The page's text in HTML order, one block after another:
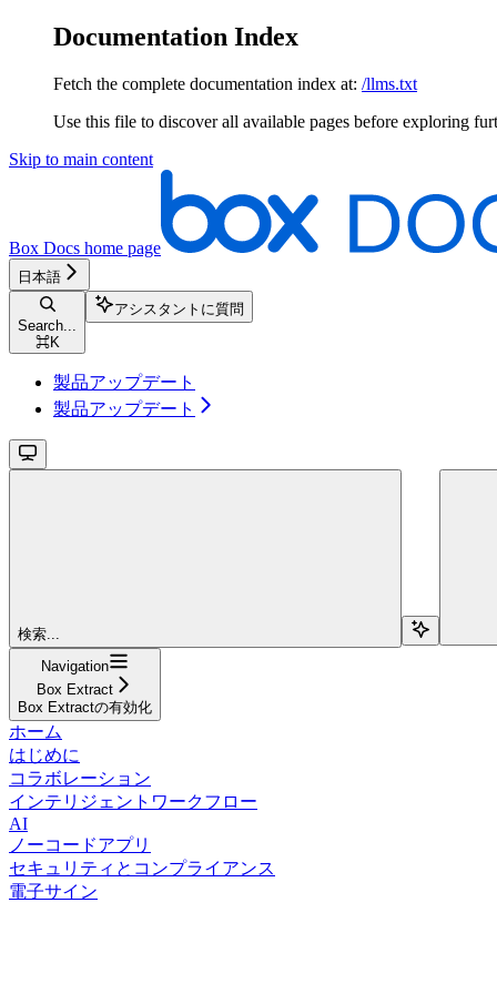
Documentation Index
Fetch the complete documentation index at: /llms.txt
Use this file to discover all available pages before exploring
Skip to main content
Box Docs home page
日本語
Search...
⌘K
アシスタントに質問
製品アップデート
製品アップデート
検索...
Navigation
Box Extract
Box Extractの有効化
ホーム
はじめに
コラボレーション
インテリジェントワークフロー
AI
ノーコードアプリ
セキュリティとコンプライアンス
電子サイン